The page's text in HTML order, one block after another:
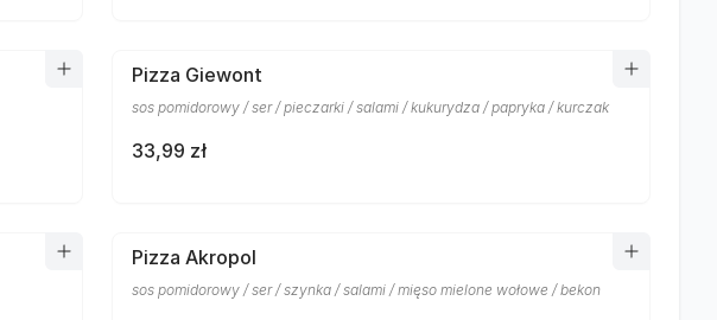
Pizza Giewont
sos pomidorowy / ser / pieczarki / salami / kukurydza / papryka / kurczak
33,99 zł
Pizza Akropol
sos pomidorowy / ser / szynka / salami / mięso mielone wołowe / bekon